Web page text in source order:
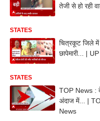
तेजी से हो रही
STATES
चित्रकूट जिले
छापेमारी... |
STATES
TOP News :
अंदाज में... |
News